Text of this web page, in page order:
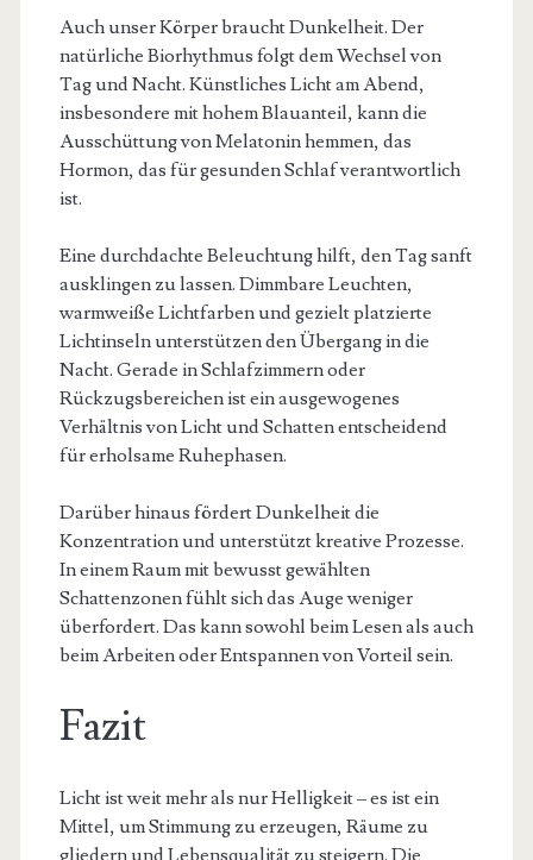
Auch unser Körper braucht Dunkelheit. Der
natürliche Biorhythmus folgt dem Wechsel von
Tag und Nacht. Künstliches Licht am Abend,
insbesondere mit hohem Blauanteil, kann die
Ausschüttung von Melatonin hemmen, das
Hormon, das für gesunden Schlaf verantwortlich
ist.
Eine durchdachte Beleuchtung hilft, den Tag sanft
ausklingen zu lassen. Dimmbare Leuchten,
warmweiße Lichtfarben und gezielt platzierte
Lichtinseln unterstützen den Übergang in die
Nacht. Gerade in Schlafzimmern oder
Rückzugsbereichen ist ein ausgewogenes
Verhältnis von Licht und Schatten entscheidend
für erholsame Ruhephasen.
Darüber hinaus fördert Dunkelheit die
Konzentration und unterstützt kreative Prozesse.
In einem Raum mit bewusst gewählten
Schattenzonen fühlt sich das Auge weniger
überfordert. Das kann sowohl beim Lesen als auch
beim Arbeiten oder Entspannen von Vorteil sein.
Fazit
Licht ist weit mehr als nur Helligkeit – es ist ein
Mittel, um Stimmung zu erzeugen, Räume zu